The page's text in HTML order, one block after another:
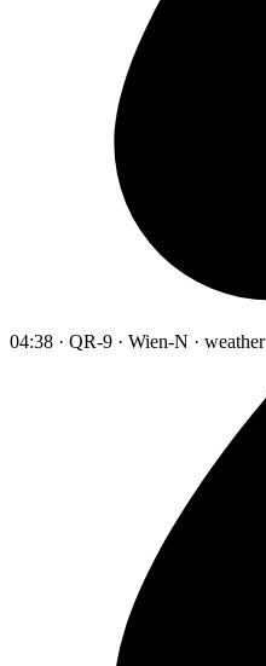
04:38 · QR-9 · Wien-N ·